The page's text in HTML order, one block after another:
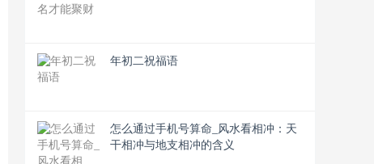
年初二祝福语
怎么通过手机号算命_风水看相冲：天
干相冲与地支相冲的含义